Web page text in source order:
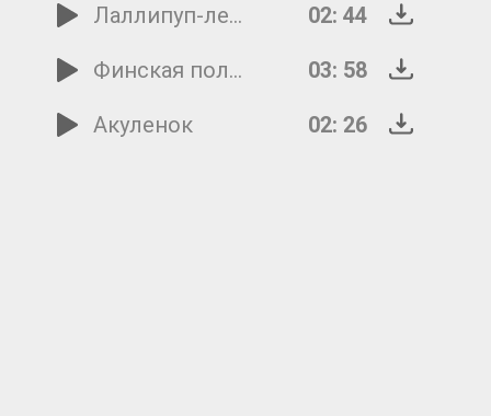
Лаллипуп-леденец
02: 44
Финская полька
03: 58
Акуленок
02: 26